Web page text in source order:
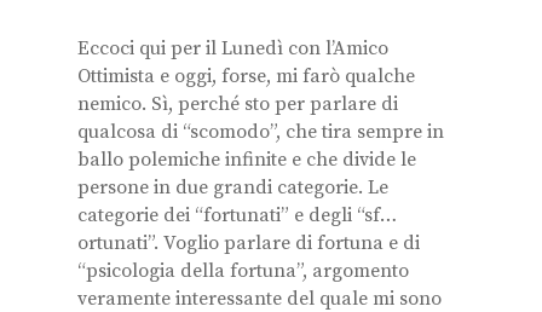
Eccoci qui per il Lunedì con l’Amico
Ottimista e oggi, forse, mi farò qualche
nemico. Sì, perché sto per parlare di
qualcosa di “scomodo”, che tira sempre in
ballo polemiche infinite e che divide le
persone in due grandi categorie. Le
categorie dei “fortunati” e degli “sf…
ortunati”. Voglio parlare di fortuna e di
“psicologia della fortuna”, argomento
veramente interessante del quale mi sono